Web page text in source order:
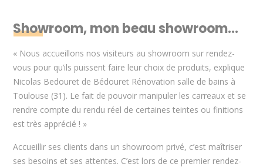
Showroom, mon beau showroom…
« Nous accueillons nos visiteurs au showroom sur rendez-
vous pour qu’ils puissent faire leur choix de produits, explique
Nicolas Bedouret de Bédouret Rénovation salle de bains à
Toulouse (31). Le fait de pouvoir manipuler les carreaux et se
rendre compte du rendu réel de certaines teintes ou finitions
est très apprécié ! »
Accueillir ses clients dans un showroom privé, c’est maîtriser
ses besoins et ses attentes. C’est lors de ce premier rendez-